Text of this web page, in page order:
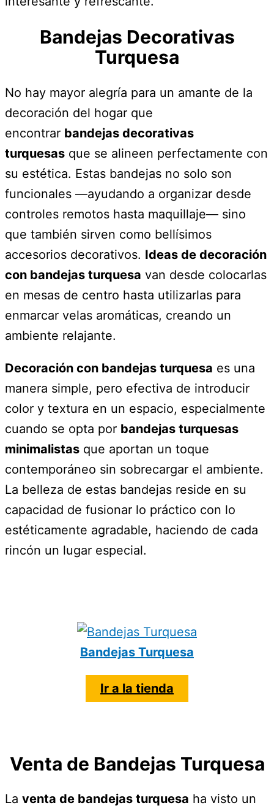
Bandejas Decorativas
Turquesa
No hay mayor alegría para un amante de la
decoración del hogar que
encontrar bandejas decorativas
turquesas que se alineen perfectamente con
su estética. Estas bandejas no solo son
funcionales —ayudando a organizar desde
controles remotos hasta maquillaje— sino
que también sirven como bellísimos
accesorios decorativos. Ideas de decoración
con bandejas turquesa van desde colocarlas
en mesas de centro hasta utilizarlas para
enmarcar velas aromáticas, creando un
ambiente relajante.
Decoración con bandejas turquesa es una
manera simple, pero efectiva de introducir
color y textura en un espacio, especialmente
cuando se opta por bandejas turquesas
minimalistas que aportan un toque
contemporáneo sin sobrecargar el ambiente.
La belleza de estas bandejas reside en su
capacidad de fusionar lo práctico con lo
estéticamente agradable, haciendo de cada
rincón un lugar especial.
Bandejas Turquesa
Ir a la tienda
Venta de Bandejas Turquesa
La venta de bandejas turquesa ha visto un